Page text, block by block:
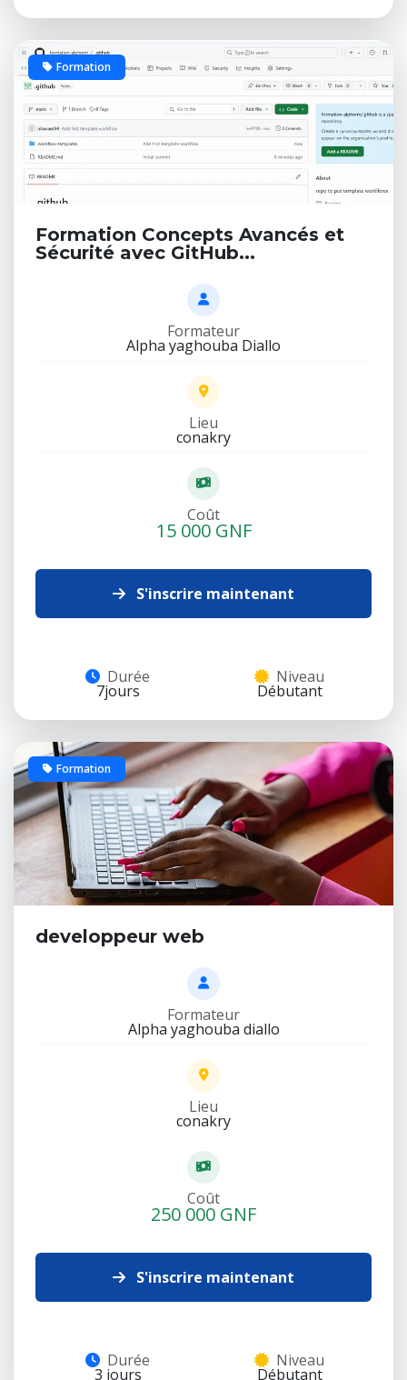
Formation
Formation Concepts Avancés et
Sécurité avec GitHub...
Formateur
Alpha yaghouba Diallo
Lieu
conakry
Coût
15 000 GNF
S'inscrire maintenant
Durée
7jours
Niveau
Débutant
9 places
Formation
developpeur web
Formateur
Alpha yaghouba diallo
Lieu
conakry
Coût
250 000 GNF
S'inscrire maintenant
Durée
3 jours
Niveau
Débutant